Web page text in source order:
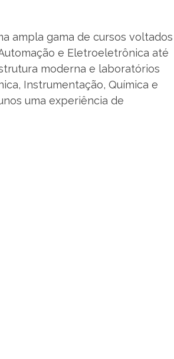
ampla gama de cursos voltados
e Eletroeletrônica até
moderna e laboratórios
Instrumentação, Química e
uma experiência de